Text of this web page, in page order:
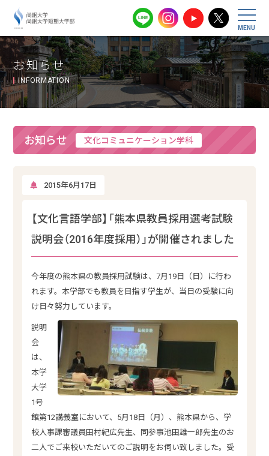
尚絅大学・尚
お知らせ
INFORMATION
お知らせ 文化コミュニケーション学科
2015年6月17日
【文化言語学部】「熊本県教員採用選考試験
説明会（2016年度採用）」が開催されました
今年度の熊本県の教員採用試験は、7月19日（日）に行わ
れます。本学部でも教員を目指す学生が、当日の受験に向
け日々努力しています。
説明
会
は、
本学
大学
1号
館第12講義室において、5月18日（月）、熊本県から、学
校人事課審議員田村紀広先生、同参事池田雄一郎先生のお
二人でご来校いただいてのご説明をお伺い致しました。受